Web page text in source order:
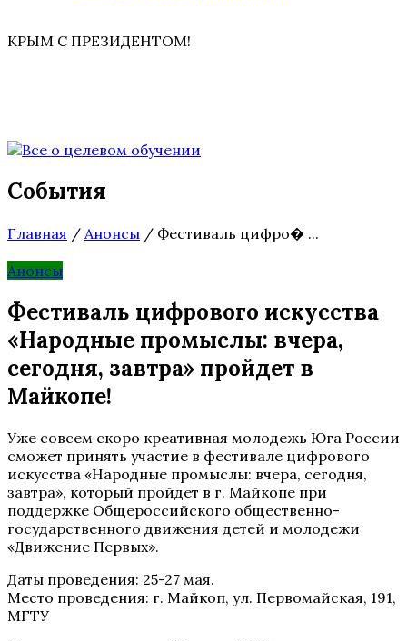
КРЫМ С ПРЕЗИДЕНТОМ!
События
Главная / Анонсы / Фестиваль цифро� ...
Анонсы
Фестиваль цифрового искусства
«Народные промыслы: вчера,
сегодня, завтра» пройдет в
Майкопе!
Уже совсем скоро креативная молодежь Юга России
сможет принять участие в фестивале цифрового
искусства «Народные промыслы: вчера, сегодня,
завтра», который пройдет в г. Майкопе при
поддержке Общероссийского общественно-
государственного движения детей и молодежи
«Движение Первых».
Даты проведения: 25-27 мая.
Место проведения: г. Майкоп, ул. Первомайская, 191,
МГТУ